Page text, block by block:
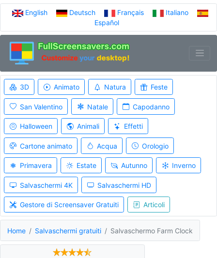
English Deutsch Français
Italiano
Español
3D Animato Natura Feste
San Valentino Natale Capodanno
Halloween Animali Effetti
Cartone animato Acqua Orologio
Primavera Estate Autunno Inverno
Salvaschermi 4K Salvaschermi HD
Gestore di Screensaver Gratuiti Articoli
Home Salvaschermi gratuiti Salvaschermo Farm Clock